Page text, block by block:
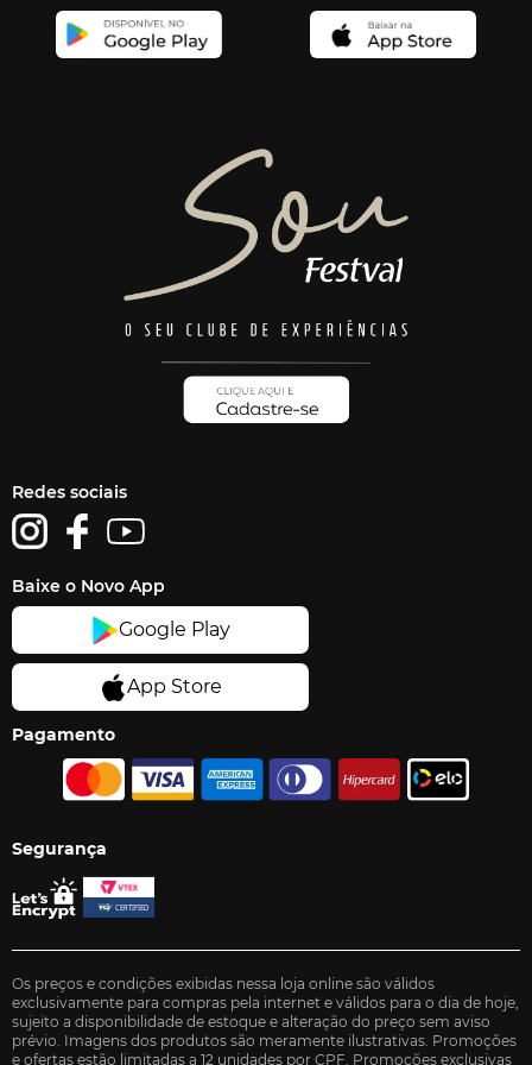
Redes sociais
Baixe o Novo App
Pagamento
Segurança
Os preços e condições exibidas nessa loja online são válidos
exclusivamente para compras pela internet e válidos para o dia de hoje,
sujeito a disponibilidade de estoque e alteração do preço sem aviso
prévio. Imagens dos produtos são meramente ilustrativas. Promoções
e ofertas estão limitadas a 12 unidades por CPF. Promoções exclusivas